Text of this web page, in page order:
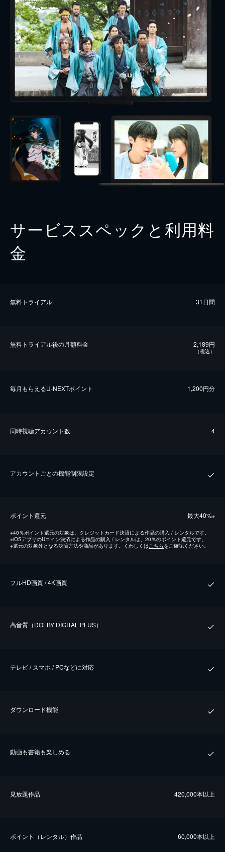
サービススペックと利用料
金
無料トライアル 31日間
無料トライアル後の⽉額料金 2,189円
（税込）
毎⽉もらえるU-NEXTポイント 1,200円分
同時視聴アカウント数 4
アカウントごとの機能制限設定
ポイント還元 最⼤40%※
※40％ポイント還元の対象は、クレジットカード決済による作品の購入 / レンタルです。
※iOSアプリのUコイン決済による作品の購入 / レンタルは、20％のポイント還元です。
※還元の対象外となる決済方法や商品があります。くわしくはこちらをご確認ください。
フルHD画質 / 4K画質
⾼⾳質（DOLBY DIGITAL PLUS）
テレビ / スマホ / PCなどに対応
ダウンロード機能
動画も書籍も楽しめる
⾒放題作品 420,000本以上
ポイント（レンタル）作品 60,000本以上